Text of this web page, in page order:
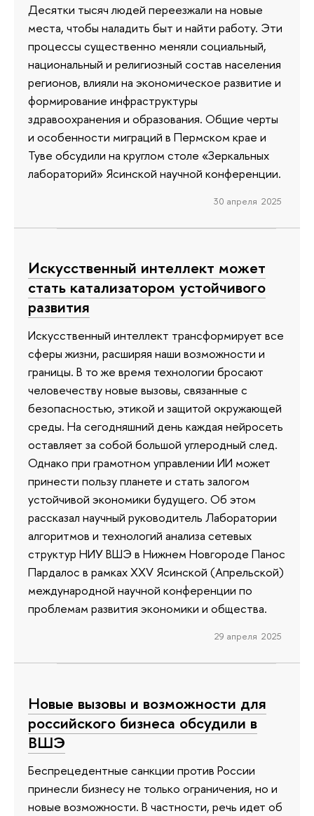
Десятки тысяч людей переезжали на новые
места, чтобы наладить быт и найти работу. Эти
процессы существенно меняли социальный,
национальный и религиозный состав населения
регионов, влияли на экономическое развитие и
формирование инфраструктуры
здравоохранения и образования. Общие черты
и особенности миграций в Пермском крае и
Туве обсудили на круглом столе «Зеркальных
лабораторий» Ясинской научной конференции.
30 апреля 2025
Искусственный интеллект может
стать катализатором устойчивого
развития
Искусственный интеллект трансформирует все
сферы жизни, расширяя наши возможности и
границы. В то же время технологии бросают
человечеству новые вызовы, связанные с
безопасностью, этикой и защитой окружающей
среды. На сегодняшний день каждая нейросеть
оставляет за собой большой углеродный след.
Однако при грамотном управлении ИИ может
принести пользу планете и стать залогом
устойчивой экономики будущего. Об этом
рассказал научный руководитель Лаборатории
алгоритмов и технологий анализа сетевых
структур НИУ ВШЭ в Нижнем Новгороде Панос
Пардалос в рамках XXV Ясинской (Апрельской)
международной научной конференции по
проблемам развития экономики и общества.
29 апреля 2025
Новые вызовы и возможности для
российского бизнеса обсудили в
ВШЭ
Беспрецедентные санкции против России
принесли бизнесу не только ограничения, но и
новые возможности. В частности, речь идет об